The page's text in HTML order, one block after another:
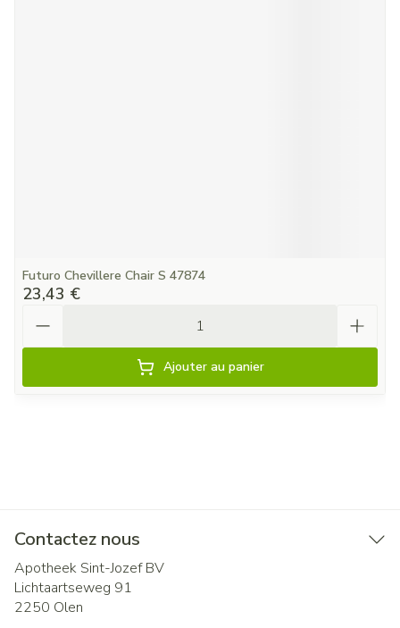
Futuro Chevillere Chair S 47874
23,43 €
Ajouter au panier
Contactez nous
Apotheek Sint-Jozef BV
Lichtaartseweg 91
2250 Olen